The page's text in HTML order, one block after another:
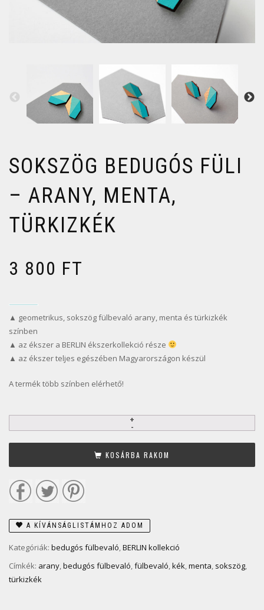
SOKSZÖG BEDUGÓS FÜLI
– ARANY, MENTA,
TÜRKIZKÉK
3 800 FT
▲ geometrikus, sokszög fülbevaló arany, menta és türkizkék
színben
▲ az ékszer a BERLIN ékszerkollekció része
▲ az ékszer teljes egészében Magyarországon készül
A termék több színben elérhető!
KOSÁRBA RAKOM
A KÍVÁNSÁGLISTÁMHOZ ADOM
Kategóriák: bedugós fülbevaló,BERLIN kollekció
Címkék: arany,bedugós fülbevaló,fülbevaló,kék,menta, sokszög,
türkizkék